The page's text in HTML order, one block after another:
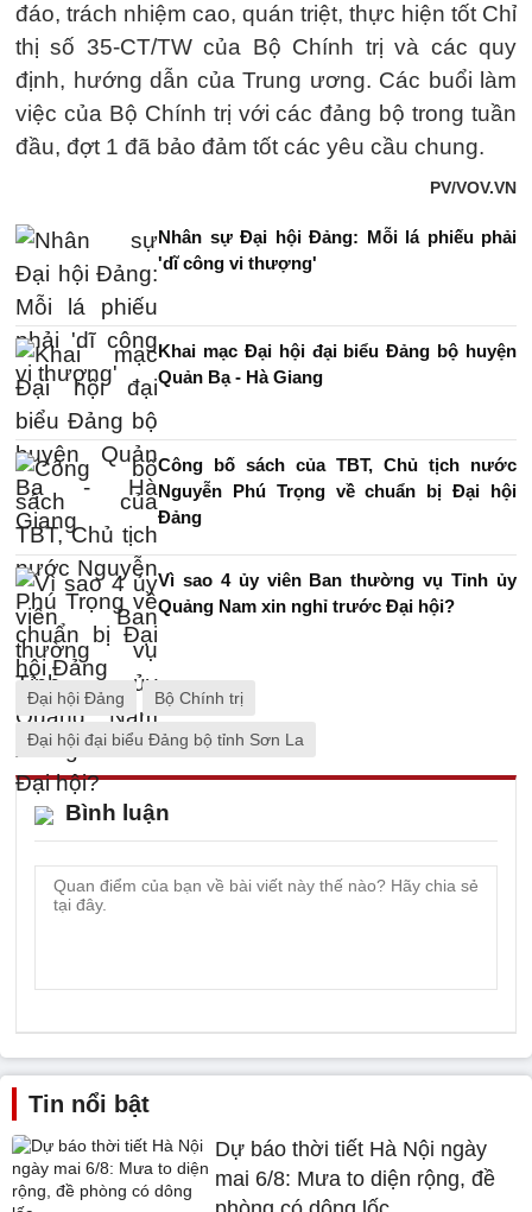
đáo, trách nhiệm cao, quán triệt, thực hiện tốt Chỉ
thị số 35-CT/TW của Bộ Chính trị và các quy
định, hướng dẫn của Trung ương. Các buổi làm
việc của Bộ Chính trị với các đảng bộ trong tuần
đầu, đợt 1 đã bảo đảm tốt các yêu cầu chung.
PV/VOV.VN
Nhân sự Đại hội Đảng: Mỗi lá phiếu phải
'dĩ công vi thượng'
Khai mạc Đại hội đại biểu Đảng bộ huyện
Quản Bạ - Hà Giang
Công bố sách của TBT, Chủ tịch nước
Nguyễn Phú Trọng về chuẩn bị Đại hội
Đảng
Vì sao 4 ủy viên Ban thường vụ Tỉnh ủy
Quảng Nam xin nghỉ trước Đại hội?
Đại hội Đảng Bộ Chính trị
Đại hội đại biểu Đảng bộ tỉnh Sơn La
Bình luận
Tin nổi bật
Dự báo thời tiết Hà Nội ngày
mai 6/8: Mưa to diện rộng, đề